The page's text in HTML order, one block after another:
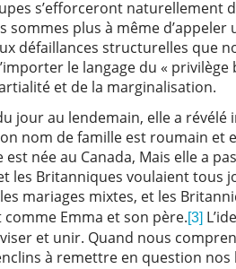
s’efforceront naturellement
plus à même d’appeler
défaillances structurelles que
le langage du « privilège
et de la marginalisation.
jour au lendemain, elle a
nom de famille est roumain et
née au Canada, Mais elle a
les Britanniques voulaient tous
mariages mixtes, et les
Emma et son père.[3]
et unir. Quand nous
à remettre en question nos